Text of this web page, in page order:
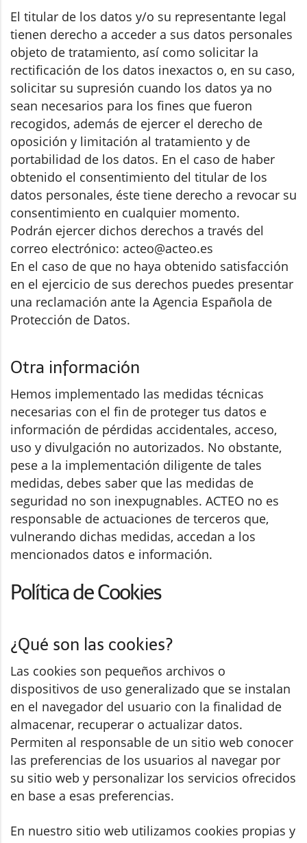
El titular de los datos y/o su representante legal
tienen derecho a acceder a sus datos personales
objeto de tratamiento, así como solicitar la
rectificación de los datos inexactos o, en su caso,
solicitar su supresión cuando los datos ya no
sean necesarios para los fines que fueron
recogidos, además de ejercer el derecho de
oposición y limitación al tratamiento y de
portabilidad de los datos. En el caso de haber
obtenido el consentimiento del titular de los
datos personales, éste tiene derecho a revocar su
consentimiento en cualquier momento.
Podrán ejercer dichos derechos a través del
correo electrónico: acteo@acteo.es
En el caso de que no haya obtenido satisfacción
en el ejercicio de sus derechos puedes presentar
una reclamación ante la Agencia Española de
Protección de Datos.
Otra información
Hemos implementado las medidas técnicas
necesarias con el fin de proteger tus datos e
información de pérdidas accidentales, acceso,
uso y divulgación no autorizados. No obstante,
pese a la implementación diligente de tales
medidas, debes saber que las medidas de
seguridad no son inexpugnables. ACTEO no es
responsable de actuaciones de terceros que,
vulnerando dichas medidas, accedan a los
mencionados datos e información.
Política de Cookies
¿Qué son las cookies?
Las cookies son pequeños archivos o
dispositivos de uso generalizado que se instalan
en el navegador del usuario con la finalidad de
almacenar, recuperar o actualizar datos.
Permiten al responsable de un sitio web conocer
las preferencias de los usuarios al navegar por
su sitio web y personalizar los servicios ofrecidos
en base a esas preferencias.
En nuestro sitio web utilizamos cookies propias y